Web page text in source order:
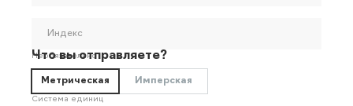
Индекс
Необязательно
Что вы отправляете?
Метрическая Имперская
Система единиц